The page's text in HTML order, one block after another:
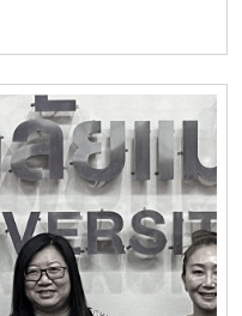
ยาลัยนานาชาติ ผู้ช่วย
ดี พร้อมคณะผู้บริหาร จาก
ฐเกาหลี ในโอกาสเยือน
ความร่วมมือทางวิชาการ
ทางด้านวิชาการ การวิจัย
ะหว่างสองมหาวิทยาลัย
ห้องปฏิบัติการด้าน
Energy และ Power
ทดแทน